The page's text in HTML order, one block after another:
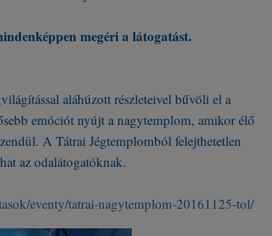
megéri a látogatást.
aláhúzott részleteivel bűvöli el a
emóciót nyújt a nagytemplom, amikor élő
A Tátrai Jégtemplomból felejthetetlen
az odalátogatóknak.
eventy/tatrai-nagytemplom-20161125-tol/